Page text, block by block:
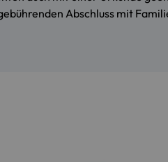
Abschluss mit